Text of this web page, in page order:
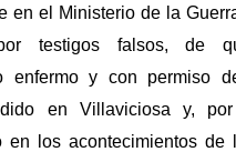
en el Ministerio de la
testigos falsos, de
enfermo y con permiso
en Villaviciosa y,
en los acontecimientos de